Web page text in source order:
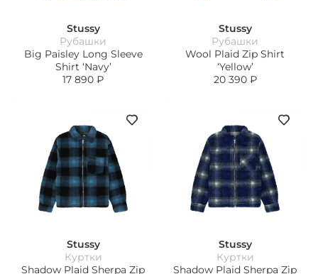
Stussy
Рубашки
Big Paisley Long Sleeve
Shirt ‘Navy’
17 890 ₽
Stussy
Рубашки
Wool Plaid Zip Shirt
‘Yellow’
20 390 ₽
Stussy
Куртки
Shadow Plaid Sherpa Zip
Stussy
Куртки
Shadow Plaid Sherpa Zip